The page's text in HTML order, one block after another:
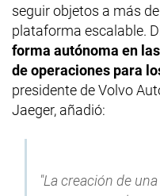
seguir objetos a más
plataforma escalable.
forma autónoma en
de operaciones para
presidente de Volvo
Jaeger, añadió:
"La creación de